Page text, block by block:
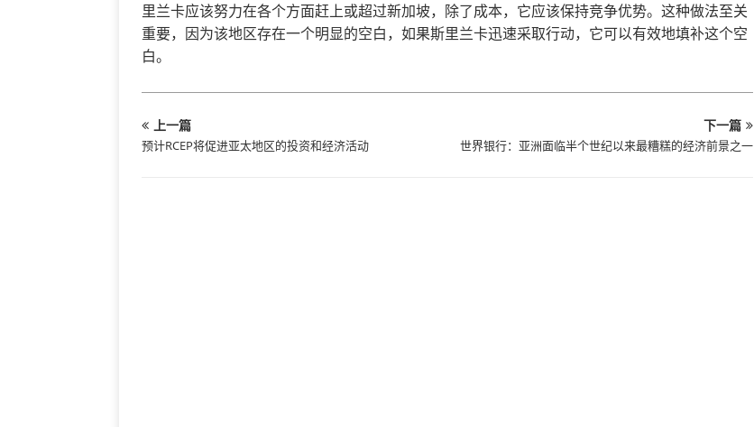
里兰卡应该努力在各个方面赶上或超过新加坡，除了成本，它应该保持竞争优势。这种做法至关
重要，因为该地区存在一个明显的空白，如果斯里兰卡迅速采取行动，它可以有效地填补这个空
白。
上一篇
预计RCEP将促进亚太地区的投资和经济活动
下一篇
世界银行：亚洲面临半个世纪以来最糟糕的经济前景之一